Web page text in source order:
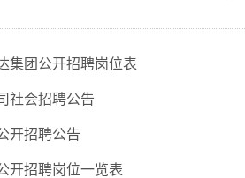
集团公开招聘岗位表
社会招聘公告
开招聘公告
开招聘岗位一览表